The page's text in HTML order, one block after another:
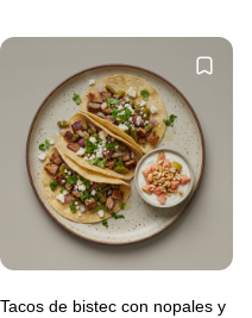
Tacos de bistec con nopales y